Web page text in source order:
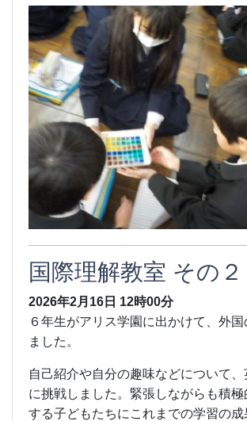
国際理解教室 その２
2026年2月16日 12時00分
６年生がアリス学園に出かけて、外
ました。
自己紹介や自分の趣味などについて
に挑戦しました。緊張しながらも積極
する子どもたちにこれまでの学習の成